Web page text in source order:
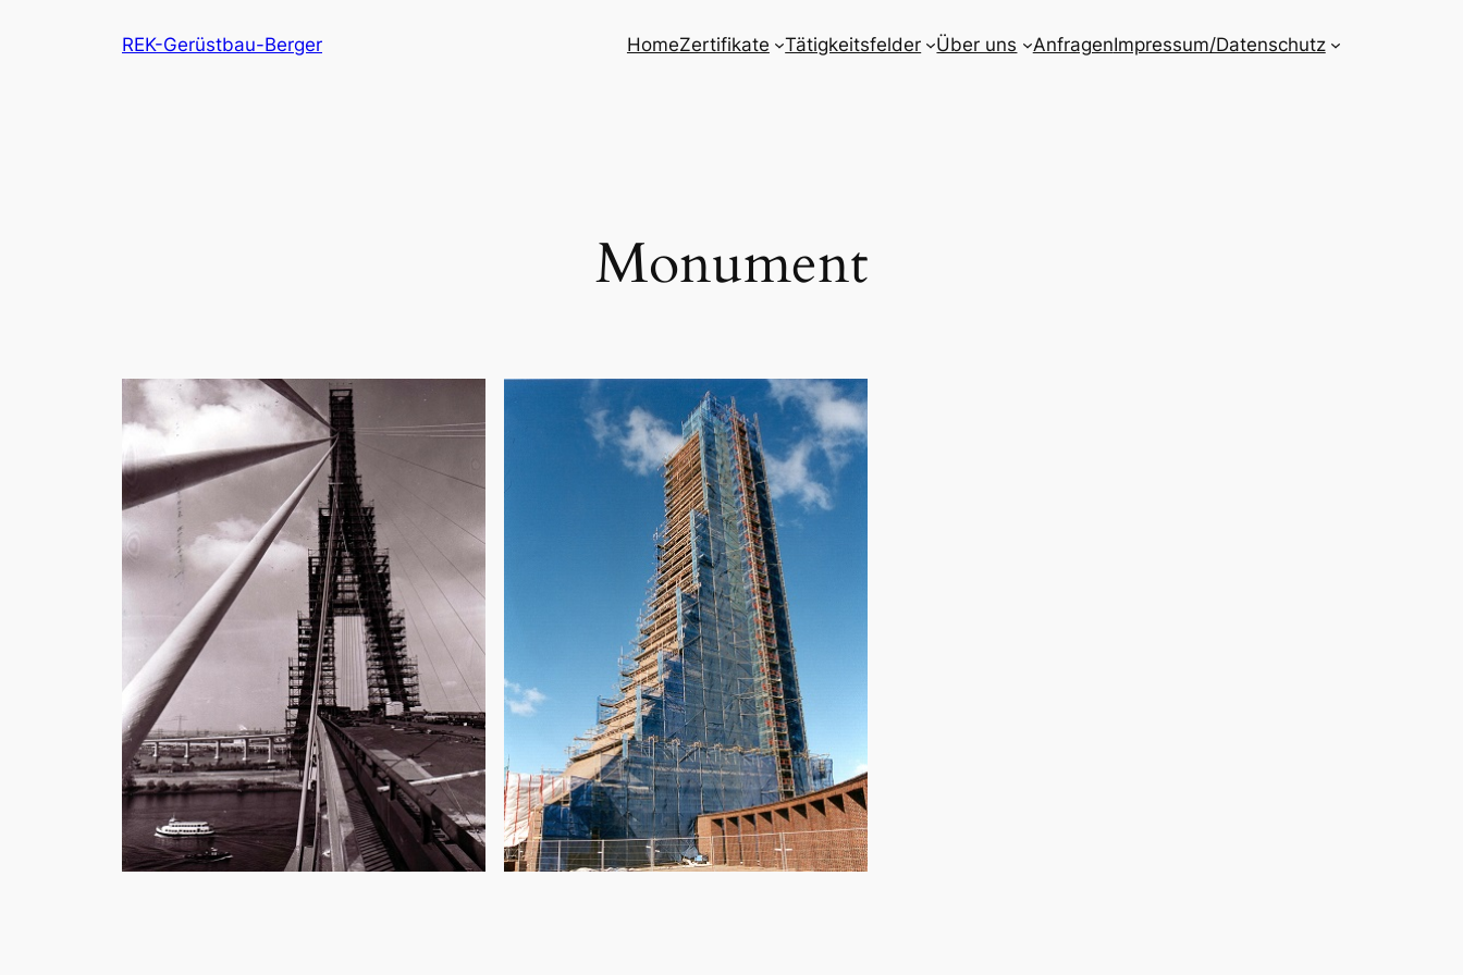
REK-Gerüstbau-Berger HomeZertifikate Tätigkeitsfelder Über uns AnfragenImpressum/Datenschutz
Monument